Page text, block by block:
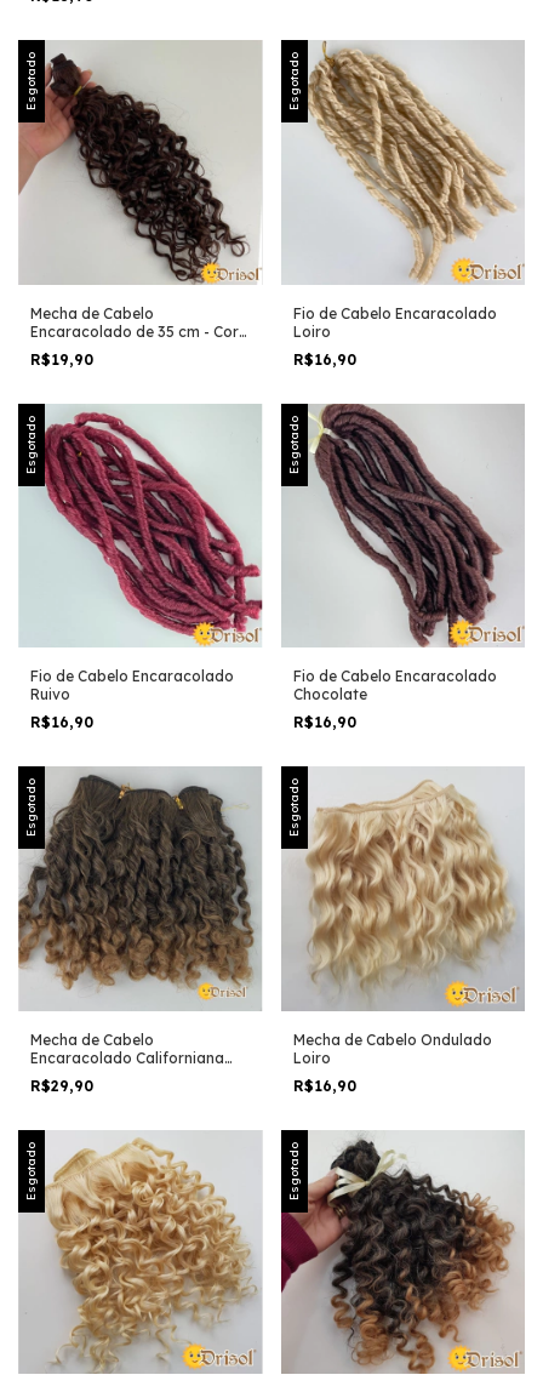
Esgotado
Mecha de Cabelo
Encaracolado de 35 cm - Cor
Chocolate
R$19,90
Esgotado
Fio de Cabelo Encaracolado
Loiro
R$16,90
Esgotado
Fio de Cabelo Encaracolado
Ruivo
R$16,90
Esgotado
Fio de Cabelo Encaracolado
Chocolate
R$16,90
Esgotado
Mecha de Cabelo
Encaracolado Californiana
Mel
R$29,90
Esgotado
Mecha de Cabelo Ondulado
Loiro
R$16,90
Esgotado Esgotado